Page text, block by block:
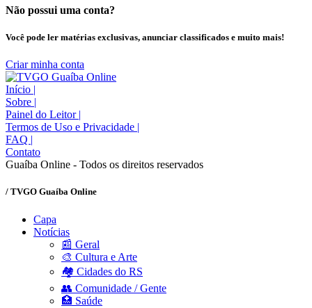
Não possui uma conta?
Você pode ler matérias exclusivas, anunciar classificados e muito mais!
Criar minha conta
Início |
Sobre |
Painel do Leitor |
Termos de Uso e Privacidade |
FAQ |
Contato
Guaíba Online - Todos os direitos reservados
/ TVGO Guaíba Online
Capa
Notícias
📰 Geral
🎨 Cultura e Arte
🏘️ Cidades do RS
👥 Comunidade / Gente
🏥 Saúde